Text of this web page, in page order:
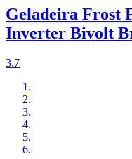
Geladeira Frost
Inverter Bivolt
3.7